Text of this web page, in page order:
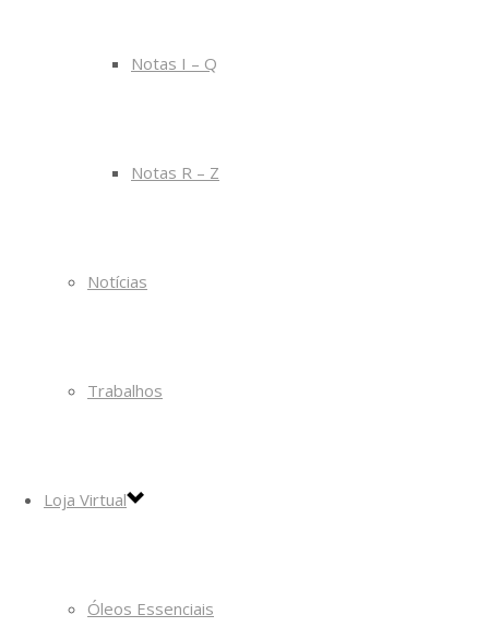
Notas I – Q
Notas R – Z
Notícias
Trabalhos
Loja Virtual
Óleos Essenciais